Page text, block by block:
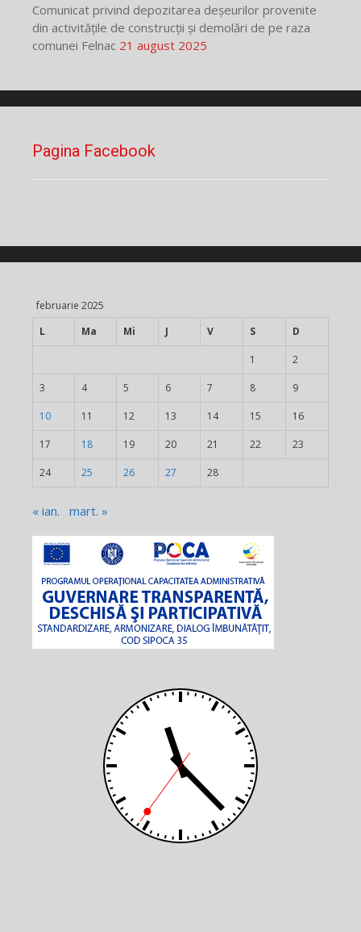
Comunicat privind depozitarea deșeurilor provenite
din activitățile de construcții și demolări de pe raza
comunei Felnac 21 august 2025
Pagina Facebook
februarie 2025
L
Ma Mi J V S D
1 2
3 4 5 6 7 8 9
10 11 12 13 14 15 16
17 18 19 20 21 22 23
24 25 26 27 28
« ian. mart. »